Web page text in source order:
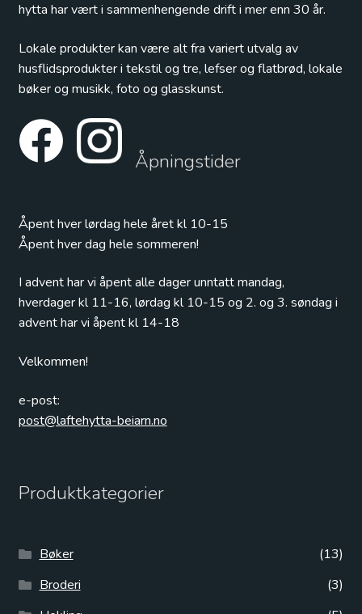
hytta har vært i sammenhengende drift i mer enn 30 år.
Lokale produkter kan være alt fra variert utvalg av
husflidsprodukter i tekstil og tre, lefser og flatbrød, lokale
bøker og musikk, foto og glasskunst.
Åpningstider
Åpent hver lørdag hele året kl 10-15
Åpent hver dag hele sommeren!
I advent har vi åpent alle dager unntatt mandag,
hverdager kl 11-16, lørdag kl 10-15 og 2. og 3. søndag i
advent har vi åpent kl 14-18
Velkommen!
e-post:
post@laftehytta-beiarn.no
Produktkategorier
Bøker
(13)
Broderi
(3)